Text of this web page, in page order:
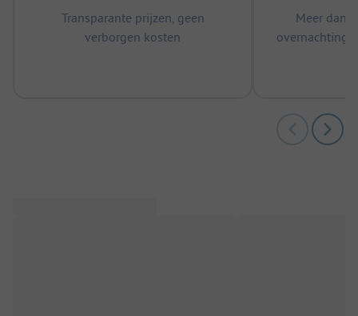
Transparante prijzen, geen
verborgen kosten
Meer dan